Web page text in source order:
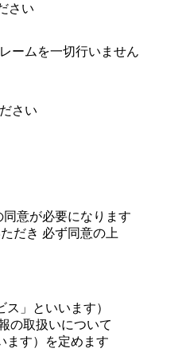
さい
ームを一切行いません
さい
意が必要になります
だき 必ず同意の上
」といいます）
の取扱いについて
ます）を定めます